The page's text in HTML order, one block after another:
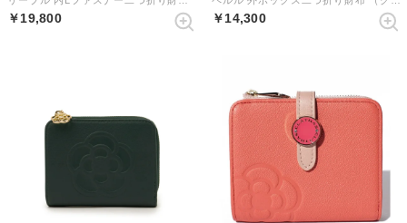
￥19,800 ￥14,300